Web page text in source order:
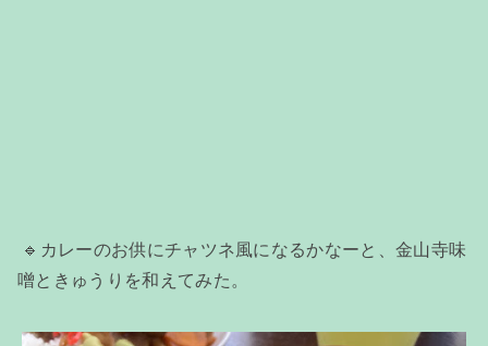
🔹カレーのお供にチャツネ風になるかなーと、金山寺味
噌ときゅうりを和えてみた。